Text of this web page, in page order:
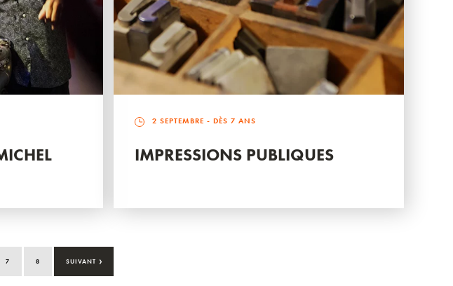
2 SEPTEMBRE - DÈS 7 ANS
IMPRESSIONS PUBLIQUES
7 8 SUIVANT ›